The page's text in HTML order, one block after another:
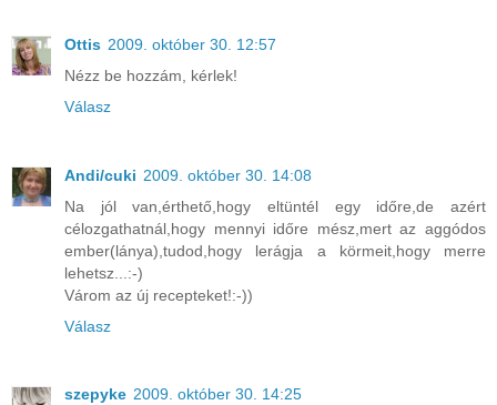
Ottis 2009. október 30. 12:57
Nézz be hozzám, kérlek!
Válasz
Andi/cuki 2009. október 30. 14:08
Na jól van,érthető,hogy eltüntél egy időre,de azért
célozgathatnál,hogy mennyi időre mész,mert az aggódos
ember(lánya),tudod,hogy lerágja a körmeit,hogy merre
lehetsz...:-)
Várom az új recepteket!:-))
Válasz
szepyke 2009. október 30. 14:25